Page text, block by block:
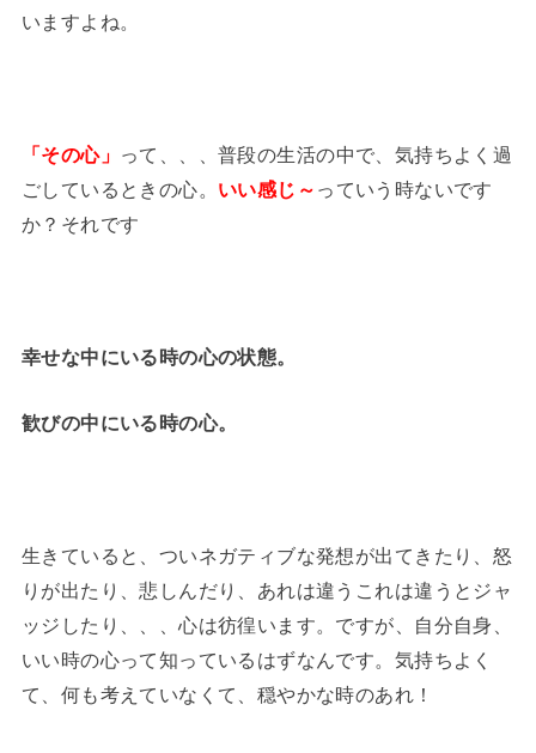
いますよね。
「その心」 って、、、普段の生活の中で、気持ちよく過
ごしているときの心。 いい感じ～ っていう時ないです
か？それです
幸せな中にいる時の心の状態。
歓びの中にいる時の心。
生きていると、ついネガティブな発想が出てきたり、怒
りが出たり、悲しんだり、あれは違うこれは違うとジャ
ッジしたり、、、心は彷徨います。ですが、自分自身、
いい時の心って知っているはずなんです。気持ちよく
て、何も考えていなくて、穏やかな時のあれ！